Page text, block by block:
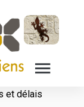
la couleur et la
et délais